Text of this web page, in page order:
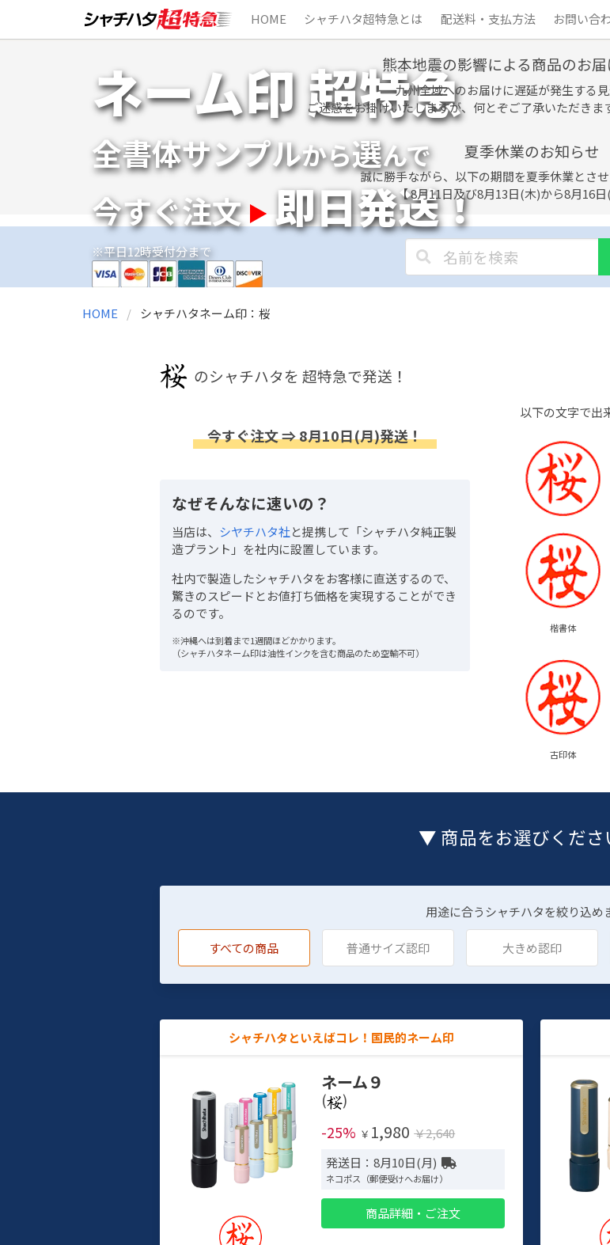
HOME シャチハタ超特急とは 配送料・支払方法 お問い合
ネーム印 超特急
全書体サンプルから選んで
今すぐ注文 即日発送！
※平日12時受付分まで
熊本地震の影響による商品のお
九州全域へのお届けに遅延が発生する見
ご迷惑をお掛けいたしますが、何とぞご了承いただきま
夏季休業のお知らせ
誠に勝手ながら、以下の期間を夏季休業とさせ
【 8月11日及び8月13日(木)から8月16日(
HOME シャチハタネーム印：桜
のシャチハタを 超特急で発送！
以下の文字で出
楷書体
古印体
今すぐ注文 ⇒ 8月10日(月)発送！
なぜそんなに速いの？
当店は、 シヤチハタ社と提携して「シャチハタ純正製
造プラント」を社内に設置しています。
社内で製造したシャチハタをお客様に直送するので、
驚きのスピードとお値打ち価格を実現することができ
るのです。
※沖縄へは到着まで1週間ほどかかります。
（シャチハタネーム印は油性インクを含む商品のため空輸不可）
▼ 商品をお選びくだ
用途に合うシャチハタを絞り込め
すべての商品 普通サイズ認印 大きめ認印
シャチハタといえばコレ！国民的ネーム印
ネーム９
(
)
-25% ￥ 1,980 ￥2,640
発送日：8月10日(月)
ネコポス（郵便受けへお届け）
商品詳細・ご注文